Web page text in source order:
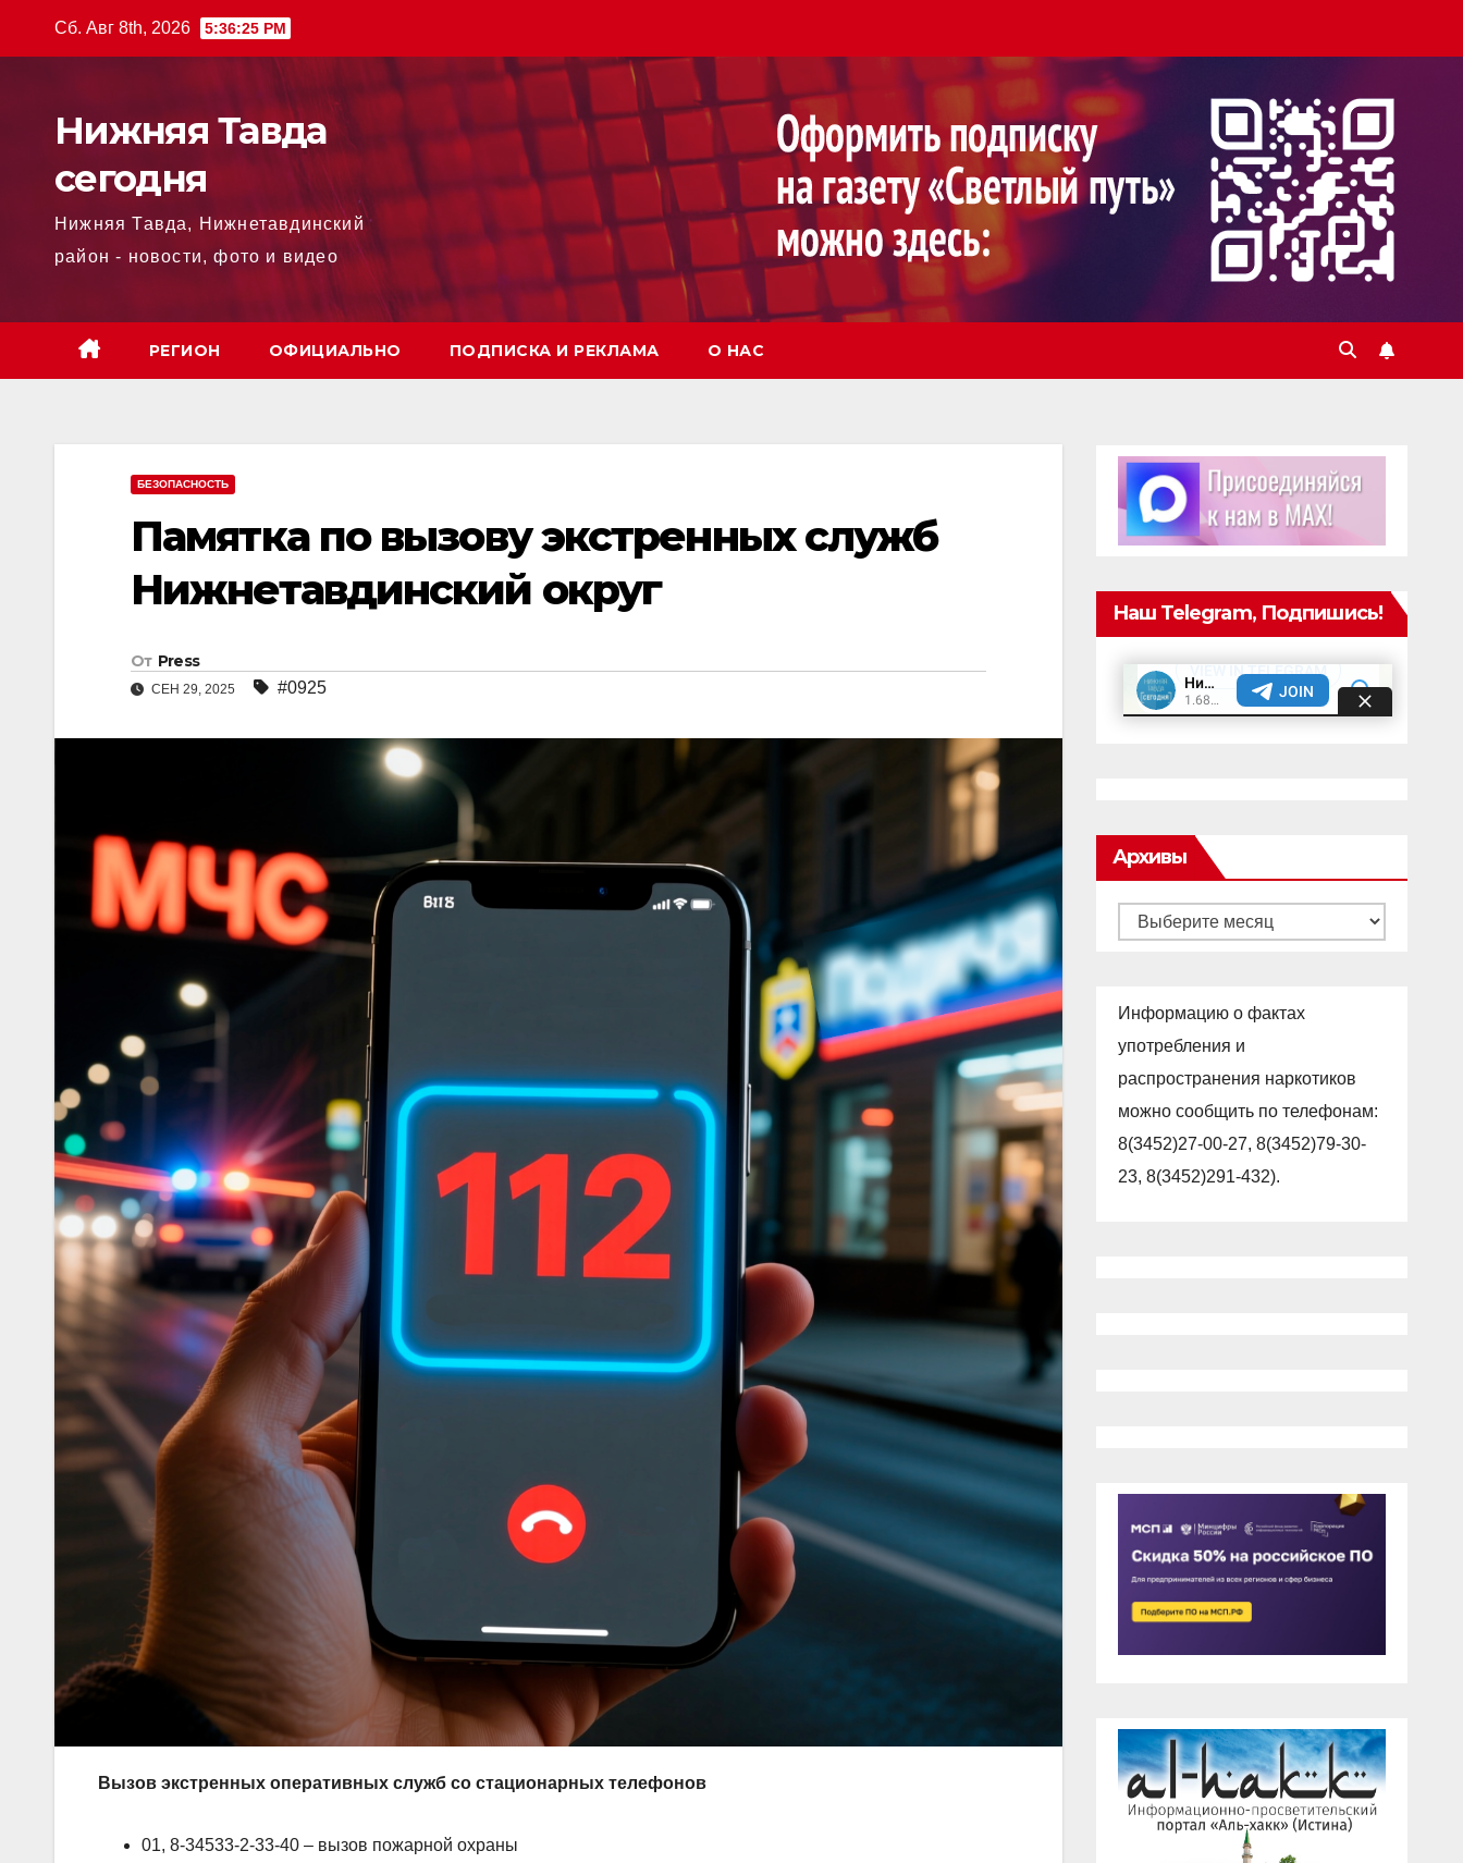
Сб. Авг 8th, 2026 5:36:27 PM
Нижняя Тавда
сегодня
Нижняя Тавда, Нижнетавдинский
район - новости, фото и видео
РЕГИОН ОФИЦИАЛЬНО ПОДПИСКА И РЕКЛАМА О НАС
БЕЗОПАСНОСТЬ
Памятка по вызову экстренных служб
Нижнетавдинский округ
От Press
СЕН 29, 2025 #0925
Вызов экстренных оперативных служб со стационарных телефонов
01, 8-34533-2-33-40 – вызов пожарной охраны
Наш Telegram, Подпишись!
Архивы
Архивы
Информацию о фактах
употребления и
распространения наркотиков
можно сообщить по телефонам:
8(3452)27-00-27, 8(3452)79-30-
23, 8(3452)291-432).